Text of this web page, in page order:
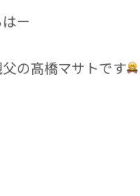
ー
の髙橋マサトです